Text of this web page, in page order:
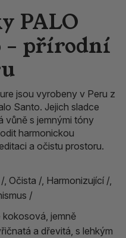
PALO
– přírodní
jsou vyrobeny v Peru z
Santo. Jejich sladce
vůně s jemnými tóny
harmonickou
a očistu prostoru.
, Očista /, Harmonizující /,
/
kokosová, jemně
a dřevitá, s lehkým